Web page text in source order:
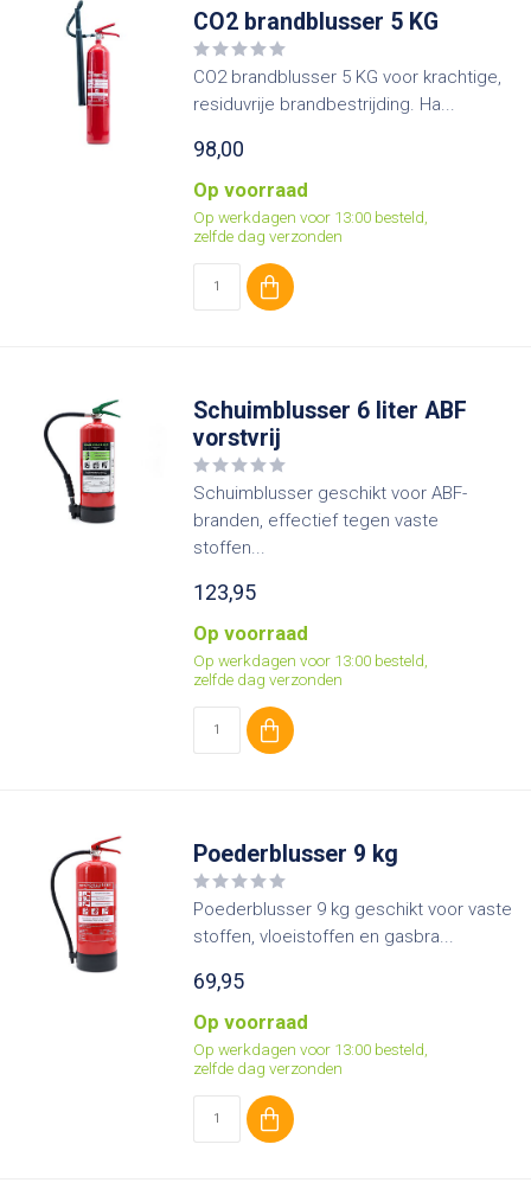
CO2 brandblusser 5 KG
CO2 brandblusser 5 KG voor krachtige,
residuvrije brandbestrijding. Ha...
98,00
Op voorraad
Op werkdagen voor 13:00 besteld,
zelfde dag verzonden
Schuimblusser 6 liter ABF
vorstvrij
Schuimblusser geschikt voor ABF-
branden, effectief tegen vaste
stoffen...
123,95
Op voorraad
Op werkdagen voor 13:00 besteld,
zelfde dag verzonden
Poederblusser 9 kg
Poederblusser 9 kg geschikt voor vaste
stoffen, vloeistoffen en gasbra...
69,95
Op voorraad
Op werkdagen voor 13:00 besteld,
zelfde dag verzonden